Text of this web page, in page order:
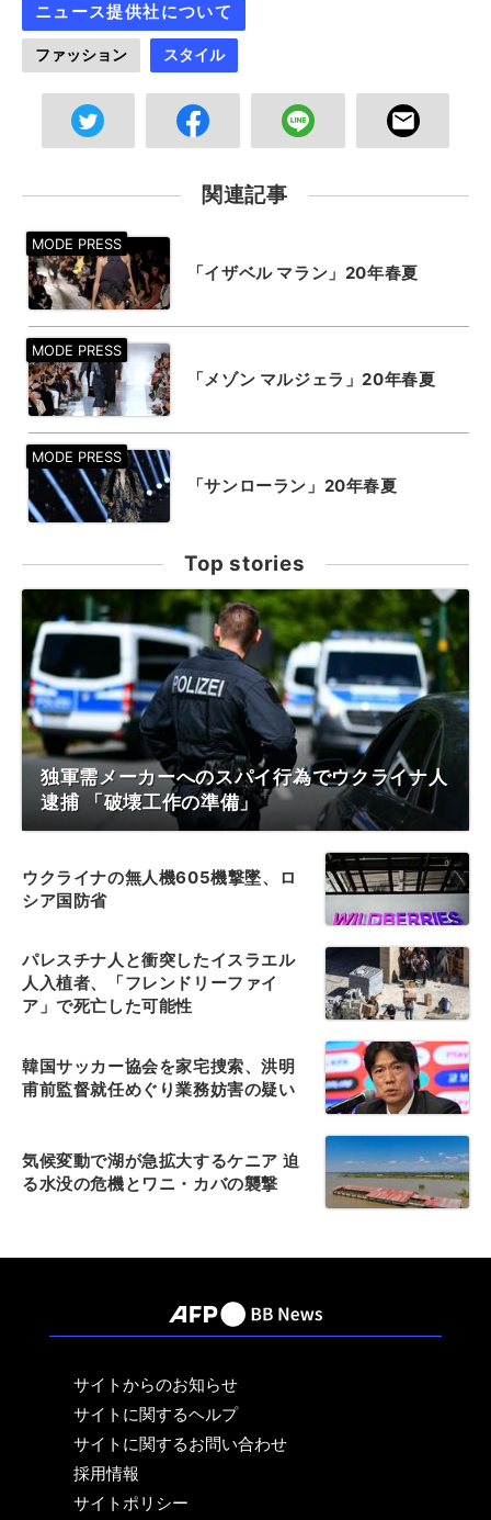
ニュース提供社について
ファッション スタイル
関連記事
「イザベル マラン」20年春夏
「メゾン マルジェラ」20年春夏
「サンローラン」20年春夏
Top stories
独軍需メーカーへのスパイ行為でウクライナ人
逮捕 「破壊工作の準備」
ウクライナの無人機605機撃墜、ロ
シア国防省
パレスチナ人と衝突したイスラエル
人入植者、「フレンドリーファイ
ア」で死亡した可能性
韓国サッカー協会を家宅捜索、洪明
甫前監督就任めぐり業務妨害の疑い
気候変動で湖が急拡大するケニア 迫
る水没の危機とワニ・カバの襲撃
サイトからのお知らせ
サイトに関するヘルプ
サイトに関するお問い合わせ
採用情報
サイトポリシー